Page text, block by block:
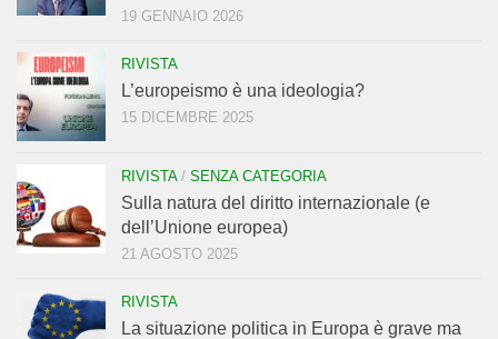
19 GENNAIO 2026
RIVISTA
L’europeismo è una ideologia?
15 DICEMBRE 2025
RIVISTA/ SENZA CATEGORIA
Sulla natura del diritto internazionale (e
dell’Unione europea)
21 AGOSTO 2025
RIVISTA
La situazione politica in Europa è grave ma